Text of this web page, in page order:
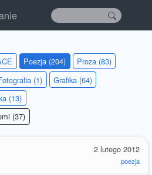
Poezja (204)
Proza (83)
(1)
Grafika (64)
(13)
(37)
2 lutego 2012
poezja